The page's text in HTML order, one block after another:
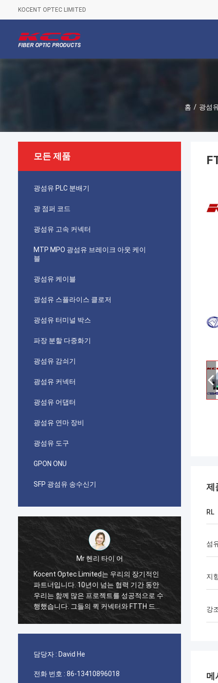
KOCENT OPTEC LIMITED
홈 / 광섬
모든 제품
광섬유 PLC 분배기
광 점퍼 코드
광섬유 고속 커넥터
MTP MPO 광섬유 브레이크 아웃 케이
블
광섬유 케이블
광섬유 스플라이스 클로저
광섬유 터미널 박스
파장 분할 다중화기
광섬유 감쇠기
광섬유 커넥터
광섬유 어댑터
광섬유 연마 장비
광섬유 도구
GPON ONU
SFP 광섬유 송수신기
Mr 헨리 타이 어
Limited는 우리의 장기적인
10년이 넘는 협력 기간 동안
은 프로젝트를 성공적으로 수
들의 퀵 커넥터와 FTTH 드롭
고입니다. 현재 그들의 제품
나는 i가 코상 옵텍이 2014년에
첫 번째 순서를 했을 때 놀랐습
케이블의 한 컨테이너 40GP와
패치 코드와 어댑터를 위한 한
20GP. 그들은 단지 2 주에 이 명
담당자 : David He
전화 번호 : 86-13410896018
제
RL
섬
지
강
메